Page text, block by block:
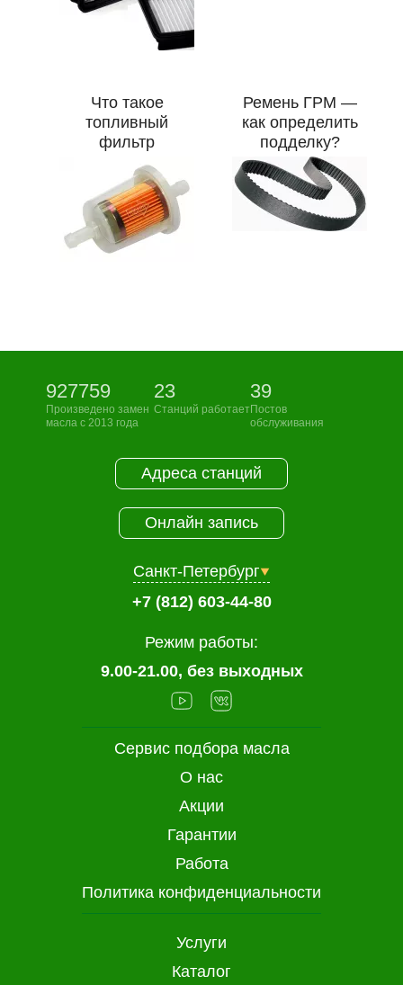
Что такое
топливный
фильтр
Ремень ГРМ —
как определить
подделку?
927759
Произведено замен
масла с 2013 года
23
Станций работает
39
Постов
обслуживания
Услуги
Каталог
Сервис подбора масла
О нас
Акции
Гарантии
Работа
Политика конфиденциальности
Адреса станций
Онлайн запись
Санкт-Петербург
+7 (812) 603-44-80
Режим работы:
9.00-21.00, без выходных